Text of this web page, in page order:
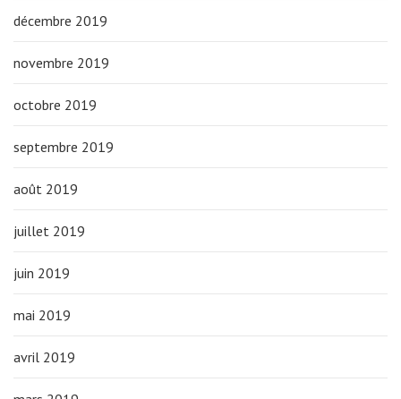
décembre 2019
novembre 2019
octobre 2019
septembre 2019
août 2019
juillet 2019
juin 2019
mai 2019
avril 2019